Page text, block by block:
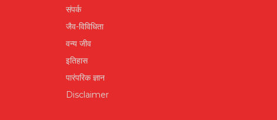
संपर्क
जैव-विविधिता
वन्य जीव
इतिहास
पारंपरिक ज्ञान
Disclaimer